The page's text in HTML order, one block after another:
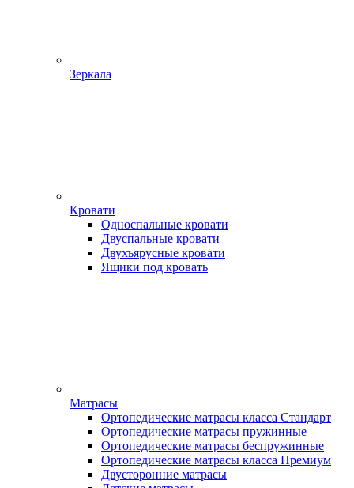
Зеркала
Кровати
Односпальные кровати
Двуспальные кровати
Двухъярусные кровати
Ящики под кровать
Матрасы
Ортопедические матрасы класса Стандарт
Ортопедические матрасы пружинные
Ортопедические матрасы беспружинные
Ортопедические матрасы класса Премиум
Двусторонние матрасы